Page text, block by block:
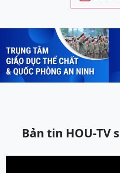
Previous
Bản tin HOU-TV